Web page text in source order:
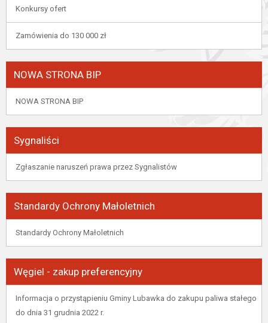
Konkursy ofert
Zamówienia do 130 000 zł
NOWA STRONA BIP
NOWA STRONA BIP
Sygnaliści
Zgłaszanie naruszeń prawa przez Sygnalistów
Standardy Ochrony Małoletnich
Standardy Ochrony Małoletnich
Węgiel - zakup preferencyjny
Informacja o przystąpieniu Gminy Lubawka do zakupu paliwa stałego
do dnia 31 grudnia 2022 r.